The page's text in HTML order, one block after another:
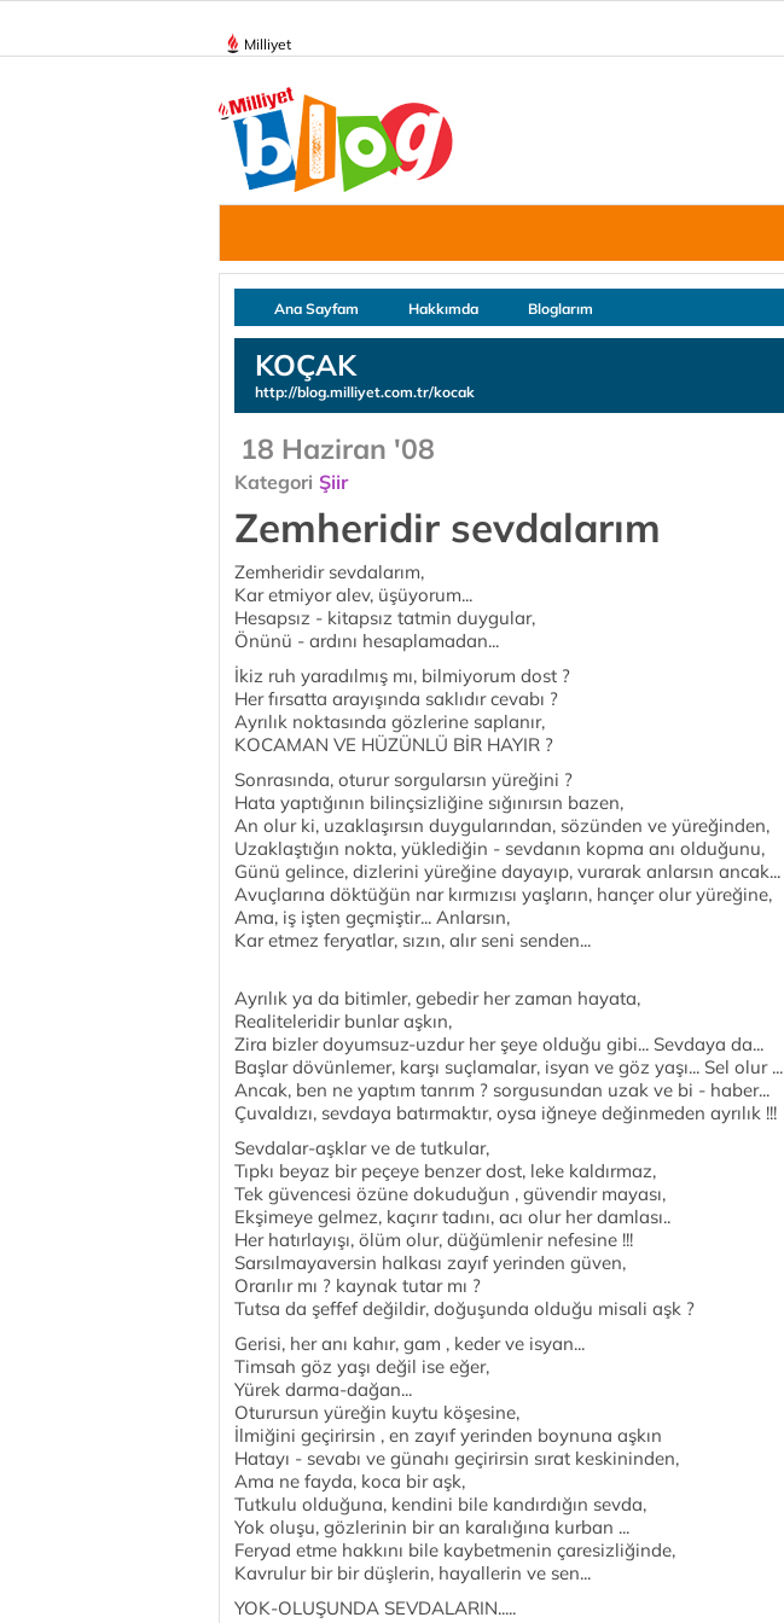
Milliyet
Ana Sayfam Hakkımda Bloglarım
KOÇAK
http://blog.milliyet.com.tr/kocak
18 Haziran '08
Kategori Şiir
Zemheridir sevdalarım
Zemheridir sevdalarım,
Kar etmiyor alev, üşüyorum...
Hesapsız - kitapsız tatmin duygular,
Önünü - ardını hesaplamadan...
İkiz ruh yaradılmış mı, bilmiyorum dost ?
Her fırsatta arayışında saklıdır cevabı ?
Ayrılık noktasında gözlerine saplanır,
KOCAMAN VE HÜZÜNLÜ BİR HAYIR ?
Sonrasında, oturur sorgularsın yüreğini ?
Hata yaptığının bilinçsizliğine sığınırsın bazen,
An olur ki, uzaklaşırsın duygularından, sözünden ve yüreğinden,
Uzaklaştığın nokta, yüklediğin - sevdanın kopma anı olduğunu,
Günü gelince, dizlerini yüreğine dayayıp, vurarak anlarsın ancak...
Avuçlarına döktüğün nar kırmızısı yaşların, hançer olur yüreğine,
Ama, iş işten geçmiştir... Anlarsın,
Kar etmez feryatlar, sızın, alır seni senden...
Ayrılık ya da bitimler, gebedir her zaman hayata,
Realiteleridir bunlar aşkın,
Zira bizler doyumsuz-uzdur her şeye olduğu gibi... Sevdaya da...
Başlar dövünlemer, karşı suçlamalar, isyan ve göz yaşı... Sel olur ...
Ancak, ben ne yaptım tanrım ? sorgusundan uzak ve bi - haber...
Çuvaldızı, sevdaya batırmaktır, oysa iğneye değinmeden ayrılık !!!
Sevdalar-aşklar ve de tutkular,
Tıpkı beyaz bir peçeye benzer dost, leke kaldırmaz,
Tek güvencesi özüne dokuduğun , güvendir mayası,
Ekşimeye gelmez, kaçırır tadını, acı olur her damlası..
Her hatırlayışı, ölüm olur, düğümlenir nefesine !!!
Sarsılmayaversin halkası zayıf yerinden güven,
Orarılır mı ? kaynak tutar mı ?
Tutsa da şeffef değildir, doğuşunda olduğu misali aşk ?
Gerisi, her anı kahır, gam , keder ve isyan...
Timsah göz yaşı değil ise eğer,
Yürek darma-dağan...
Oturursun yüreğin kuytu köşesine,
İlmiğini geçirirsin , en zayıf yerinden boynuna aşkın
Hatayı - sevabı ve günahı geçirirsin sırat keskininden,
Ama ne fayda, koca bir aşk,
Tutkulu olduğuna, kendini bile kandırdığın sevda,
Yok oluşu, gözlerinin bir an karalığına kurban ...
Feryad etme hakkını bile kaybetmenin çaresizliğinde,
Kavrulur bir bir düşlerin, hayallerin ve sen...
YOK-OLUŞUNDA SEVDALARIN.....